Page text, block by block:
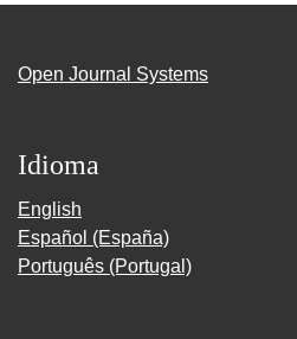
Open Journal Systems
Idioma
English
Español (España)
Português (Portugal)